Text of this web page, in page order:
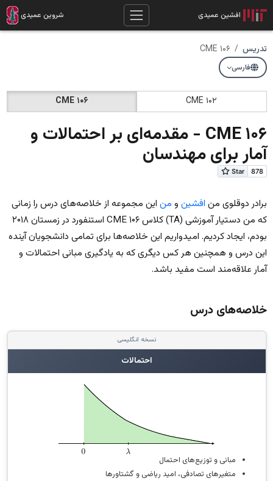
شروین عمیدی افشین عمیدی
تدریس CME ۱۰۶
فارسی
CME ۱۰۲ CME ۱۰۶
CME ۱۰۶ - مقدمه‌ای بر احتمالات و
آمار برای مهندسان
برادر دوقلوی من افشین و من این مجموعه از خلاصه‌های درس را زمانی
که من دستیار آموزشی (TA) کلاس CME ۱۰۶ استنفورد در زمستان ۲۰۱۸
بودم، ایجاد کردیم. امیدواریم این خلاصه‌ها برای تمامی دانشجویان آینده
این درس و همچنین هر کس دیگری که به یادگیری مبانی احتمالات و
آمار علاقه‌مند است مفید باشد.
خلاصه‌های درس
نسخه انگلیسی
احتمالات
مبانی و توزیع‌های احتمال
متغیرهای تصادفی، امید ریاضی و گشتاورها